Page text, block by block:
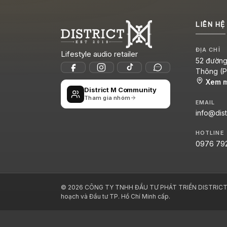
Lifestyle audio retailer
District M Community
Tham gia nhóm
LIÊN HỆ
ĐỊA CHỈ
52
Thông
Xem
EMAIL
HOTLINE
0976
© 2026 CÔNG TY TNHH ĐẦU TƯ PHÁT TRIỂN
hoạch và Đầu tư TP. Hồ Chí Minh cấp.